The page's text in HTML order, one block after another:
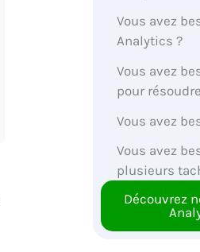
Vous avez
Analytics ?
Vous avez
pour
Vous avez
Vous avez
plusieurs
Découvrez